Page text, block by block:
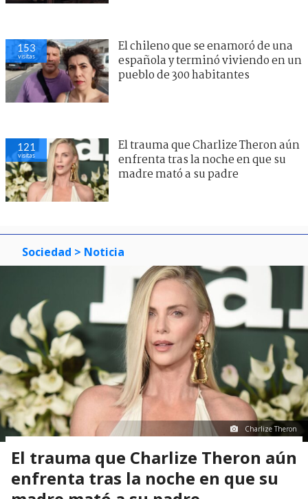
153
visitas
El chileno que se enamoró de una
española y terminó viviendo en un
pueblo de 300 habitantes
121
visitas
El trauma que Charlize Theron aún
enfrenta tras la noche en que su
madre mató a su padre
Sociedad > Noticia
Charlize Theron
El trauma que Charlize Theron aún
enfrenta tras la noche en que su